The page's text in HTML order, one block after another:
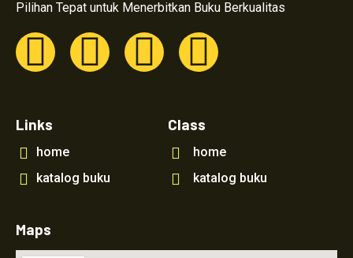
Pilihan Tepat untuk Menerbitkan Buku Berkualitas
Links
home
katalog buku
Class
home
katalog buku
Maps